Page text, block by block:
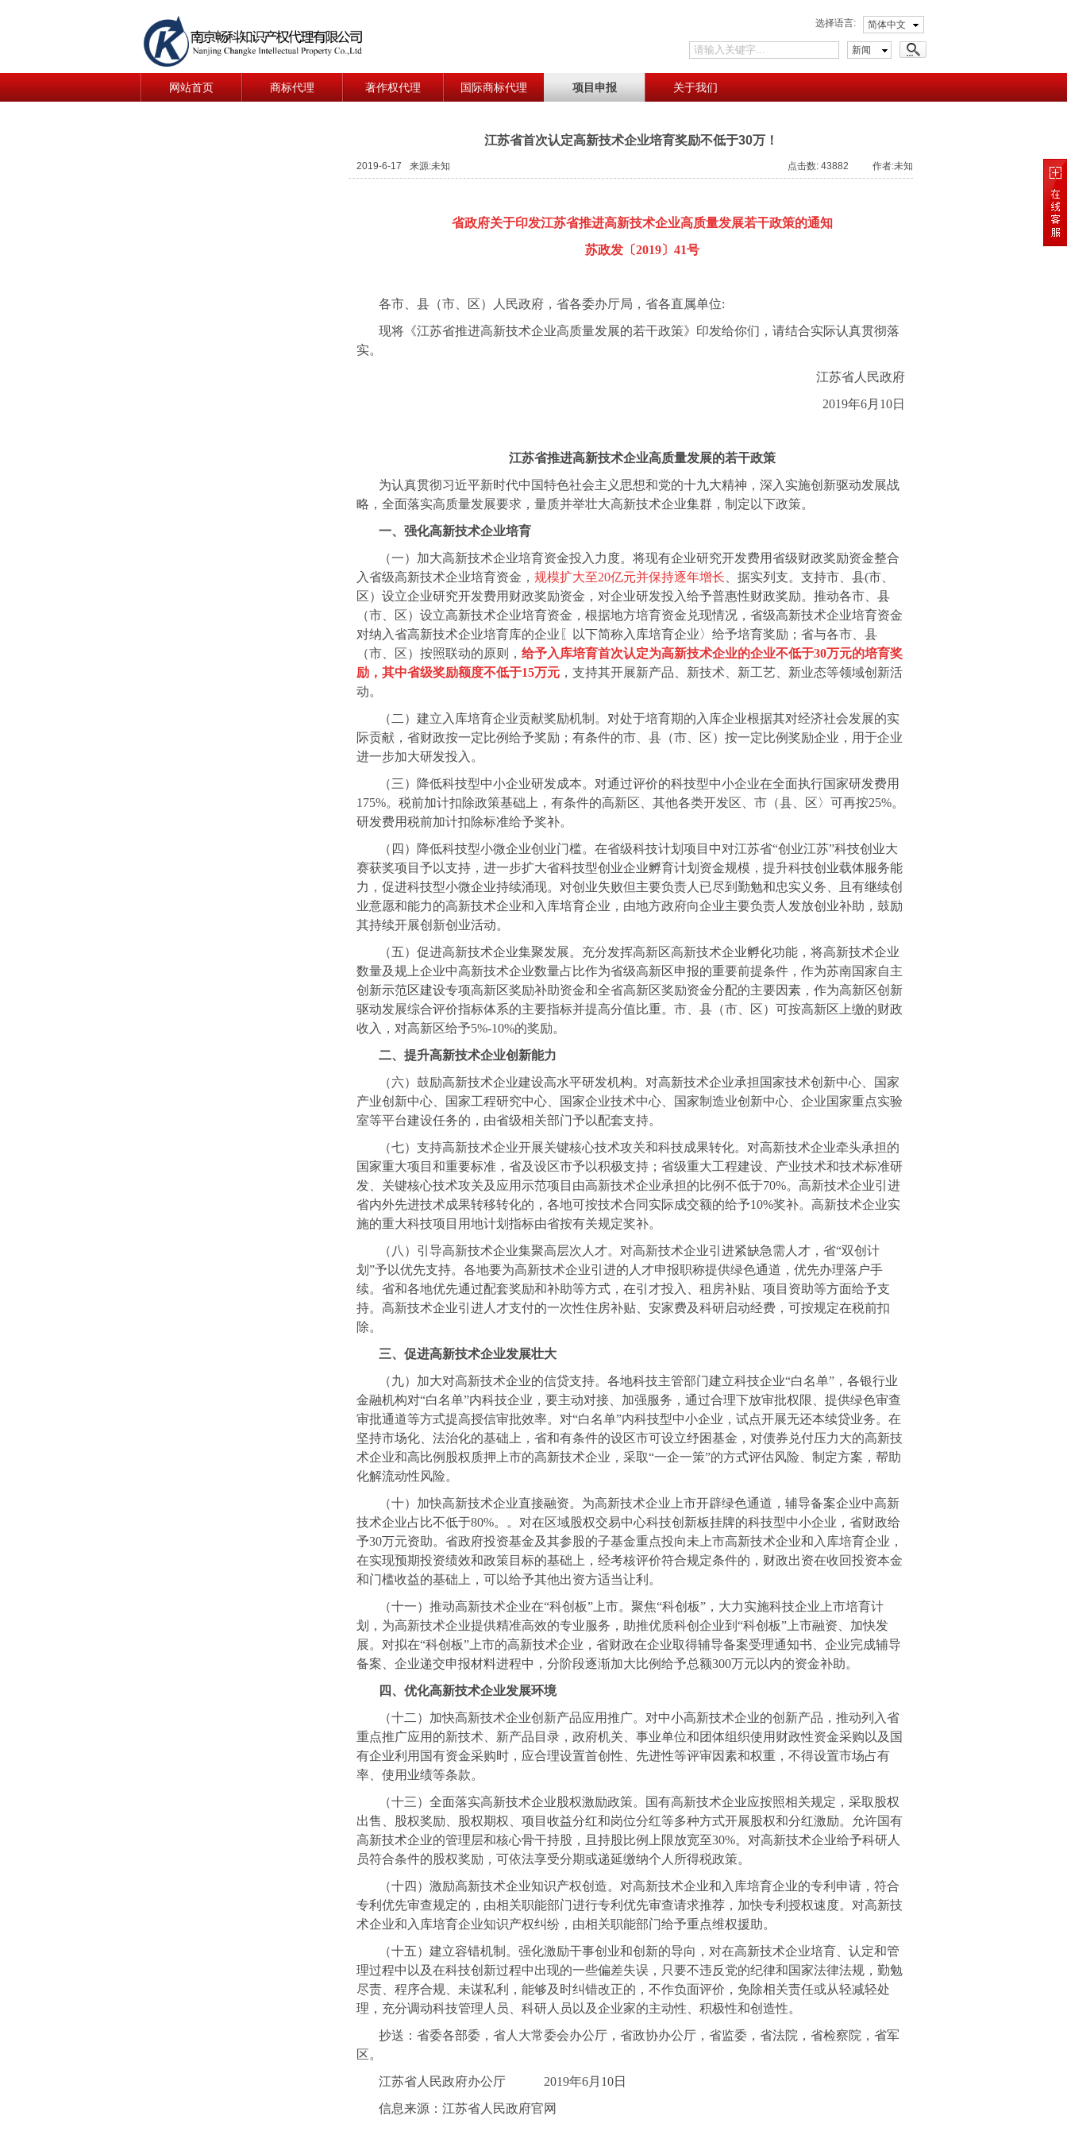
选择语言: 简体中文
新闻
网站首页 商标代理 著作权代理 国际商标代理 项目申报 关于我们
江苏省首次认定高新技术企业培育奖励不低于30万！
2019-6-17 来源:未知 点击数: 43882 作者:未知
省政府关于印发江苏省推进高新技术企业高质量发展若干政策的通知
苏政发〔2019〕 41号
各市、县（市、区）人民政府，省各委办厅局，省各直属单位:
现将《江苏省推进高新技术企业高质量发展的若干政策》印发给你们，请结合实际认真贯彻落
实。
江苏省人民政府
2019年6月 10日
江苏省推进高新技术企业高质量发展的若干政策
为认真贯彻习近平新时代中国特色社会主义思想和党的十九大精神，深入实施创新驱动发展战
略，全面落实高质量发展要求，量质并举壮大高新技术企业集群，制定以下政策。
一、强化高新技术企业培育
（一）加大高新技术企业培育资金投入力度。将现有企业研究开发费用省级财政奖励资金整合
入省级高新技术企业培育资金，规模扩大至20亿元并保持逐年增长 、据实列支。支持市、县(市、
区）设立企业研究开发费用财政奖励资金，对企业研发投入给予普惠性财政奖励。推动各市、县
（市、区）设立高新技术企业培育资金，根据地方培育资金兑现情况，省级高新技术企业培育资金
对纳入省高新技术企业培育库的企业〖以下简称入库培育企业〉给予培育奖励；省与各市、县
（市、区）按照联动的原则，给予入库培育首次认定为高新技术企业的企业不低于30万元的培育奖
励，其中省级奖励额度不低于15万元 ，支持其开展新产品、新技术、新工艺、新业态等领域创新活
动。
（二）建立入库培育企业贡献奖励机制。对处于培育期的入库企业根据其对经济社会发展的实
际贡献，省财政按一定比例给予奖励；有条件的市、县（市、区）按一定比例奖励企业，用于企业
进一步加大研发投入。
（三）降低科技型中小企业研发成本。对通过评价的科技型中小企业在全面执行国家研发费用
175%。税前加计扣除政策基础上，有条件的高新区、其他各类开发区、市（县、区〉可再按25%。
研发费用税前加计扣除标准给予奖补。
（四）降低科技型小微企业创业门槛。在省级科技计划项目中对江苏省“创业江苏”科技创业大
赛获奖项目予以支持，进一步扩大省科技型创业企业孵育计划资金规模，提升科技创业载体服务能
力，促进科技型小微企业持续涌现。对创业失败但主要负责人已尽到勤勉和忠实义务、且有继续创
业意愿和能力的高新技术企业和入库培育企业，由地方政府向企业主要负责人发放创业补助，鼓励
其持续开展创新创业活动。
（五）促进高新技术企业集聚发展。充分发挥高新区高新技术企业孵化功能，将高新技术企业
数量及规上企业中高新技术企业数量占比作为省级高新区申报的重要前提条件，作为苏南国家自主
创新示范区建设专项高新区奖励补助资金和全省高新区奖励资金分配的主要因素，作为高新区创新
驱动发展综合评价指标体系的主要指标并提高分值比重。市、县（市、区）可按高新区上缴的财政
收入，对高新区给予5%-10%的奖励。
二、提升高新技术企业创新能力
（六）鼓励高新技术企业建设高水平研发机构。对高新技术企业承担国家技术创新中心、国家
产业创新中心、国家工程研究中心、国家企业技术中心、国家制造业创新中心、企业国家重点实验
室等平台建设任务的，由省级相关部门予以配套支持。
（七）支持高新技术企业开展关键核心技术攻关和科技成果转化。对高新技术企业牵头承担的
国家重大项目和重要标准，省及设区市予以积极支持；省级重大工程建设、产业技术和技术标准研
发、关键核心技术攻关及应用示范项目由高新技术企业承担的比例不低于70%。高新技术企业引进
省内外先进技术成果转移转化的，各地可按技术合同实际成交额的给予10%奖补。高新技术企业实
施的重大科技项目用地计划指标由省按有关规定奖补。
（八）引导高新技术企业集聚高层次人才。对高新技术企业引进紧缺急需人才，省“双创计
划”予以优先支持。各地要为高新技术企业引进的人才申报职称提供绿色通道，优先办理落户手
续。省和各地优先通过配套奖励和补助等方式，在引才投入、租房补贴、项目资助等方面给予支
持。高新技术企业引进人才支付的一次性住房补贴、安家费及科研启动经费，可按规定在税前扣
除。
三、促进高新技术企业发展壮大
（九）加大对高新技术企业的信贷支持。各地科技主管部门建立科技企业“白名单”，各银行业
金融机构对“白名单”内科技企业，要主动对接、加强服务，通过合理下放审批权限、提供绿色审查
审批通道等方式提高授信审批效率。对“白名单”内科技型中小企业，试点开展无还本续贷业务。在
坚持市场化、法治化的基础上，省和有条件的设区市可设立纾困基金，对债券兑付压力大的高新技
术企业和高比例股权质押上市的高新技术企业，采取“一企一策”的方式评估风险、制定方案，帮助
化解流动性风险。
（十）加快高新技术企业直接融资。为高新技术企业上市开辟绿色通道，辅导备案企业中高新
技术企业占比不低于80%。。对在区域股权交易中心科技创新板挂牌的科技型中小企业，省财政给
予30万元资助。省政府投资基金及其参股的子基金重点投向未上市高新技术企业和入库培育企业，
在实现预期投资绩效和政策目标的基础上，经考核评价符合规定条件的，财政出资在收回投资本金
和门槛收益的基础上，可以给予其他出资方适当让利。
（十一）推动高新技术企业在“科创板”上市。聚焦“科创板”，大力实施科技企业上市培育计
划，为高新技术企业提供精准高效的专业服务，助推优质科创企业到“科创板”上市融资、加快发
展。对拟在“科创板”上市的高新技术企业，省财政在企业取得辅导备案受理通知书、企业完成辅导
备案、企业递交申报材料进程中，分阶段逐渐加大比例给予总额300万元以内的资金补助。
四、优化高新技术企业发展环境
（十二）加快高新技术企业创新产品应用推广。对中小高新技术企业的创新产品，推动列入省
重点推广应用的新技术、新产品目录，政府机关、事业单位和团体组织使用财政性资金采购以及国
有企业利用国有资金采购时，应合理设置首创性、先进性等评审因素和权重，不得设置市场占有
率、使用业绩等条款。
（十三）全面落实高新技术企业股权激励政策。国有高新技术企业应按照相关规定，采取股权
出售、股权奖励、股权期权、项目收益分红和岗位分红等多种方式开展股权和分红激励。允许国有
高新技术企业的管理层和核心骨干持股，且持股比例上限放宽至30%。对高新技术企业给予科研人
员符合条件的股权奖励，可依法享受分期或递延缴纳个人所得税政策。
（十四）激励高新技术企业知识产权创造。对高新技术企业和入库培育企业的专利申请，符合
专利优先审查规定的，由相关职能部门进行专利优先审查请求推荐，加快专利授权速度。对高新技
术企业和入库培育企业知识产权纠纷，由相关职能部门给予重点维权援助。
（十五）建立容错机制。强化激励干事创业和创新的导向，对在高新技术企业培育、认定和管
理过程中以及在科技创新过程中出现的一些偏差失误，只要不违反党的纪律和国家法律法规，勤勉
尽责、程序合规、未谋私利，能够及时纠错改正的，不作负面评价，免除相关责任或从轻减轻处
理，充分调动科技管理人员、科研人员以及企业家的主动性、积极性和创造性。
抄送：省委各部委，省人大常委会办公厅，省政协办公厅，省监委，省法院，省检察院，省军
区。
江苏省人民政府办公厅 2019年6月 10日
信息来源：江苏省人民政府官网